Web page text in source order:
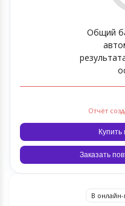
Общий
Отчёт
Купить
Заказать
В